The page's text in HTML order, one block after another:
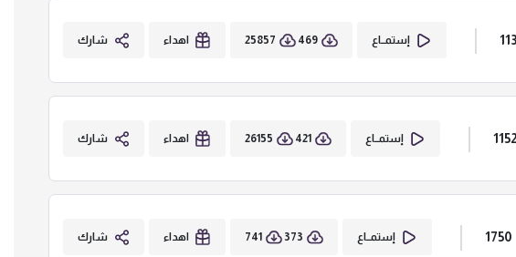
إستمــاع 469
25857 اهداء شارك
إستمــاع 421
26155 اهداء شارك
إستمــاع 373
741 اهداء شارك